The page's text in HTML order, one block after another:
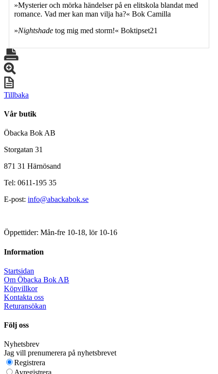
»Mysterier och mörka händelser på en elitskola blandat med
romance. Vad mer kan man vilja ha?« Bok Camilla
»Nightshade tog mig med storm!« Boktipset21
Tillbaka
Vår butik
Öbacka Bok AB
Storgatan 31
871 31 Härnösand
Tel: 0611-195 35
E-post: info@abackabok.se
Öppettider: Mån-fre 10-18, lör 10-16
Information
Startsidan
Om Öbacka Bok AB
Köpvillkor
Kontakta oss
Returansökan
Följ oss
Nyhetsbrev
Jag vill prenumerera på nyhetsbrevet
Registrera